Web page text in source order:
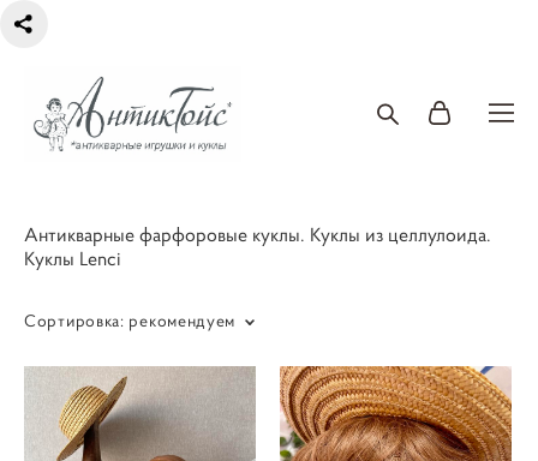
Антикварные фарфоровые куклы. Куклы из целлулоида.
Куклы Lenci
Сортировка: рекомендуем